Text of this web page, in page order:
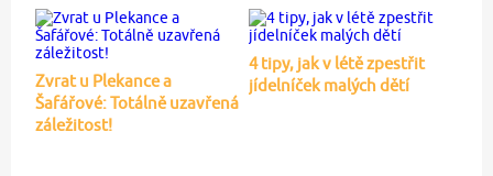
Zvrat u Plekance a
Šafářové: Totálně uzavřená
záležitost!
4 tipy, jak v létě zpestřit
jídelníček malých dětí